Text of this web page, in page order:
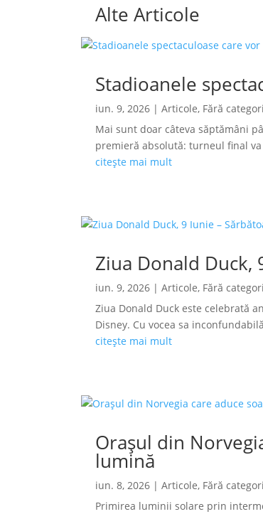
Alte Articole
Stadioanele
iun. 9, 2026 |Articole, Fără
Mai sunt doar câteva săptămâni
premieră absolută: turneul final
citește mai mult
Ziua Donald
iun. 9, 2026 |Articole, Fără
Ziua Donald Duck este celebrată
Disney. Cu vocea sa
citește mai mult
Orașul din
lumină
iun. 8, 2026 |Articole, Fără
Primirea luminii solare prin